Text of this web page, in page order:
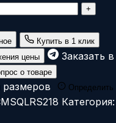
+
Купить в 1 клик
цены
Заказать
о товаре
размеров
Категория: